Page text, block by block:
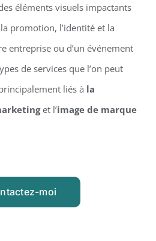
éléments visuels impactants
promotion, l’identité et la
entreprise ou d’un événement
de services que l’on peut
liés à la
et l’image de marque
moi